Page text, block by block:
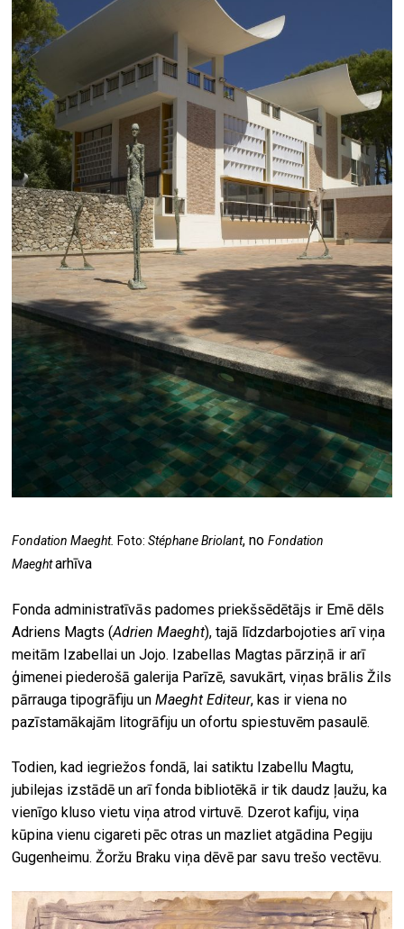
Fondation Maeght. Foto: Stéphane Briolant, noFondation
Maeghtarhīva
Fonda administratīvās padomes priekšsēdētājs ir Emē dēls
Adriens Magts (Adrien Maeght), tajā līdzdarbojoties arī viņa
meitām Izabellai un Jojo. Izabellas Magtas pārziņā ir arī
ģimenei piederošā galerija Parīzē, savukārt, viņas brālis Žils
pārrauga tipogrāfiju unMaeght Editeur, kas ir viena no
pazīstamākajām litogrāfiju un ofortu spiestuvēm pasaulē.
Todien, kad iegriežos fondā, lai satiktu Izabellu Magtu,
jubilejas izstādē un arī fonda bibliotēkā ir tik daudz ļaužu, ka
vienīgo kluso vietu viņa atrod virtuvē. Dzerot kafiju, viņa
kūpina vienu cigareti pēc otras un mazliet atgādina Pegiju
Gugenheimu. Žoržu Braku viņa dēvē par savu trešo vectēvu.